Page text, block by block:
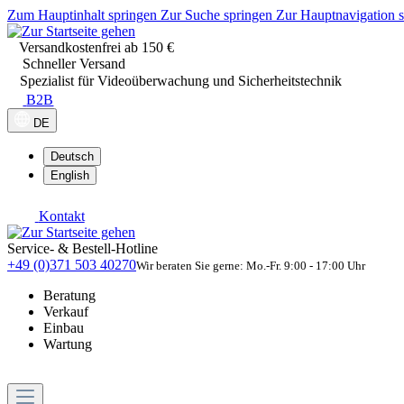
Zum Hauptinhalt springen Zur Suche springen Zur Hauptnavigation
Versandkostenfrei ab 150 €
Schneller Versand
Spezialist für Videoüberwachung und Sicherheitstechnik
B2B
DE
Deutsch
English
Kontakt
Service- & Bestell-Hotline
+49 (0)371 503 40270Wir beraten Sie gerne: Mo.-Fr. 9:00 - 17:00 Uhr
Beratung
Verkauf
Einbau
Wartung